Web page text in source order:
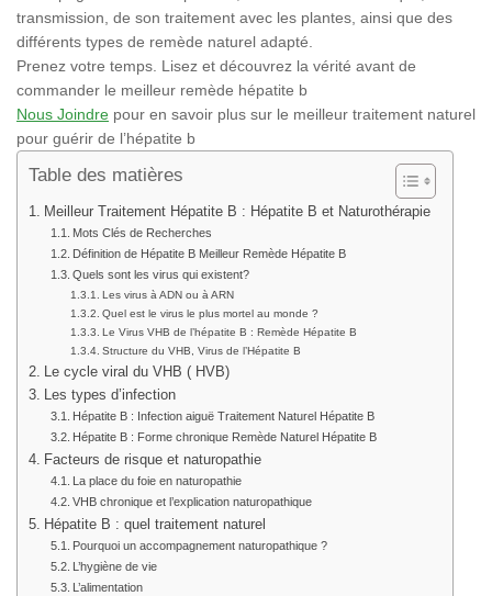
transmission, de son traitement avec les plantes, ainsi que des
différents types de remède naturel adapté.
Prenez votre temps. Lisez et découvrez la vérité avant de
commander le meilleur remède hépatite b
Nous Joindre pour en savoir plus sur le meilleur traitement naturel
pour guérir de l’hépatite b
Table des matières
Meilleur Traitement Hépatite B : Hépatite B et Naturothérapie
Mots Clés de Recherches
Définition de Hépatite B Meilleur Remède Hépatite B
Quels sont les virus qui existent?
Les virus à ADN ou à ARN
Quel est le virus le plus mortel au monde ?
Le Virus VHB de l’hépatite B : Remède Hépatite B
Structure du VHB, Virus de l’Hépatite B
Le cycle viral du VHB ( HVB)
Les types d’infection
Hépatite B : Infection aiguë Traitement Naturel Hépatite B
Hépatite B : Forme chronique Remède Naturel Hépatite B
Facteurs de risque et naturopathie
La place du foie en naturopathie
VHB chronique et l’explication naturopathique
Hépatite B : quel traitement naturel
Pourquoi un accompagnement naturopathique ?
L’hygiène de vie
L’alimentation